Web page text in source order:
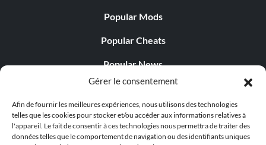
Gérer le consentement
Afin de fournir les meilleures expériences, nous utilisons des technologies
telles que les cookies pour stocker et/ou accéder aux informations relatives à
l'appareil. Le fait de consentir à ces technologies nous permettra de traiter des
données telles que le comportement de navigation ou des identifiants uniques
Popular Mods
Popular Cheats
Popular News
Popular Editorials
Popular Free Games
LATEST UPDATES